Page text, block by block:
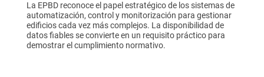
La EPBD reconoce el papel estratégico de los sistemas de
automatización, control y monitorización para gestionar
edificios cada vez más complejos. La disponibilidad de
datos fiables se convierte en un requisito práctico para
demostrar el cumplimiento normativo.